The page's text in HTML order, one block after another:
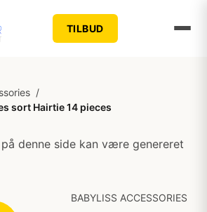
TILBUD
/
sort Hairtie 14 pieces
denne side kan være genereret
BABYLISS ACCESSORIES